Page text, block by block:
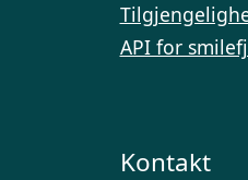
API for
Kontakt